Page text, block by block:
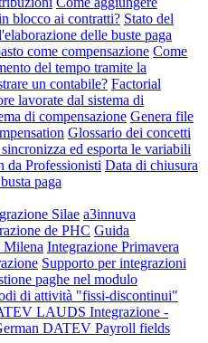
blocco ai contratti? Stato del
delle buste paga
come compensazione Come
del tempo tramite la
un contabile? Factorial
lavorate dal sistema di
di compensazione Genera file
Glossario dei concetti
ed esporta le variabili
da Professionisti Data di chiusura
paga
Silae a3innuva
de PHC Guida
Milena Integrazione Primavera
Supporto per integrazioni
paghe nel modulo
di attività "fissi-discontinui"
LAUDS Integrazione -
DATEV Payroll fields